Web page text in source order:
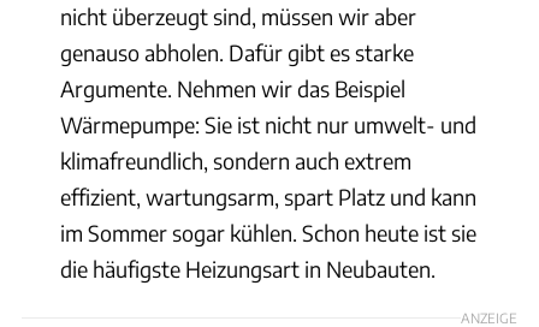
nicht überzeugt sind, müssen wir aber
genauso abholen. Dafür gibt es starke
Argumente. Nehmen wir das Beispiel
Wärmepumpe: Sie ist nicht nur umwelt- und
klimafreundlich, sondern auch extrem
effizient, wartungsarm, spart Platz und kann
im Sommer sogar kühlen. Schon heute ist sie
die häufigste Heizungsart in Neubauten.
ANZEIGE